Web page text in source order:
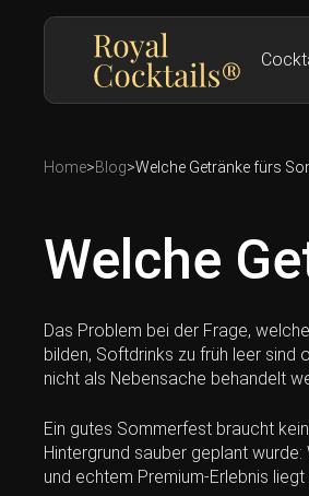
Home>Blog>Welche Getränke fürs
Welche
Das Problem bei der Frage,
bilden, Softdrinks zu früh leer sind
nicht als Nebensache behandelt
Ein gutes Sommerfest braucht
Hintergrund sauber geplant
und echtem Premium-Erlebnis